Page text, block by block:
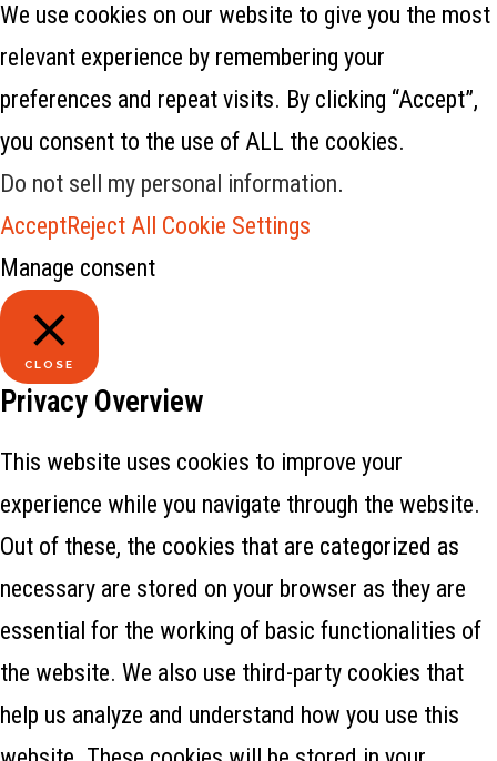
We use cookies on our website to give you the most
relevant experience by remembering your
preferences and repeat visits. By clicking “Accept”,
you consent to the use of ALL the cookies.
Do not sell my personal information.
AcceptReject All
Cookie Settings
Manage consent
CLOSE
Privacy Overview
This website uses cookies to improve your
experience while you navigate through the website.
Out of these, the cookies that are categorized as
necessary are stored on your browser as they are
essential for the working of basic functionalities of
the website. We also use third-party cookies that
help us analyze and understand how you use this